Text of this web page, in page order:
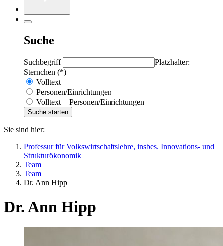
Suche
Suchbegriff
Platzhalter:
Sternchen (*)
Volltext
Personen/Einrichtungen
Volltext + Personen/Einrichtungen
Sie sind hier:
Professur für Volkswirtschaftslehre, insbes. Innovations- und
Strukturökonomik
Team
Team
Dr. Ann Hipp
Dr. Ann Hipp